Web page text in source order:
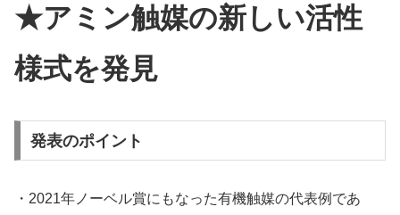
★アミン触媒の新しい活性
様式を発見
発表のポイント
・2021年ノーベル賞にもなった有機触媒の代表例であ